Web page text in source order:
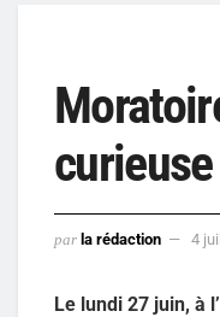
par la rédaction 4
Le lundi 27 juin, à